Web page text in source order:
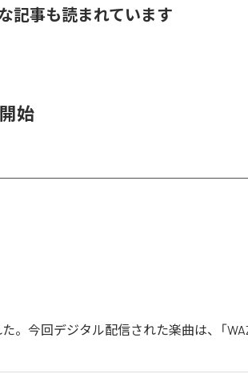
記事も読まれています
始
た。今回デジタル配信された楽曲は、「